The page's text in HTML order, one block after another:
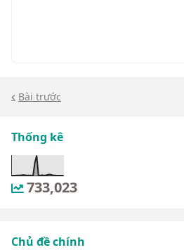
Bài trước
Thống kê
733,023
Chủ đề chính